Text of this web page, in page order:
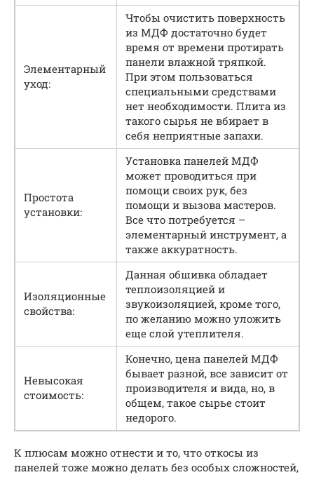
Элементарный
уход:
Чтобы очистить поверхность
из МДФ достаточно будет
время от времени протирать
панели влажной тряпкой.
При этом пользоваться
специальными средствами
нет необходимости. Плита из
такого сырья не вбирает в
себя неприятные запахи.
Простота
установки:
Установка панелей МДФ
может проводиться при
помощи своих рук, без
помощи и вызова мастеров.
Все что потребуется –
элементарный инструмент, а
также аккуратность.
Изоляционные
свойства:
Данная обшивка обладает
теплоизоляцией и
звукоизоляцией, кроме того,
по желанию можно уложить
еще слой утеплителя.
Невысокая
стоимость:
Конечно, цена панелей МДФ
бывает разной, все зависит от
производителя и вида, но, в
общем, такое сырье стоит
недорого.
К плюсам можно отнести и то, что откосы из
панелей тоже можно делать без особых сложностей,